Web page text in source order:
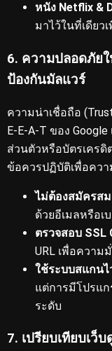
หนัง Netflix &
มาไว้ในที่เดียว
6. ความปลอดภัย
ป้องกันมัลแวร์
ความน่าเชื่อถือ
E-E-A-T ของ Google
ส่วนตัวหรือบัตรเครดิ
ข้อควรปฏิบัติเพื่อคว
ไม่ต้องสมัครส
ด้วยอีเมลหรือเ
ตรวจสอบ
URL เพื่อความ
ใช้ระบบสแกนไ
แต่การมีโปรแ
ระดับ
7. เปรียบเทียบเว็